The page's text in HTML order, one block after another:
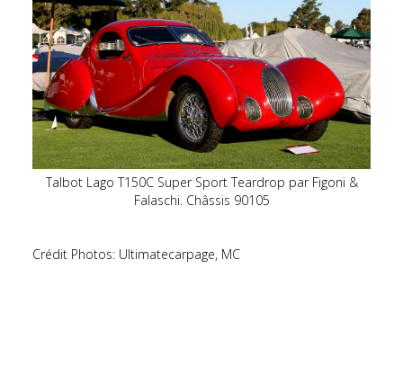
Talbot Lago T150C Super Sport Teardrop par Figoni &
Falaschi. Châssis 90105
Crédit Photos: Ultimatecarpage, MC